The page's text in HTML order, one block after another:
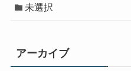
未選択
アーカイブ